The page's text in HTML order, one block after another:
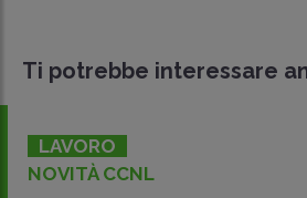
Ti potrebbe interessare
LAVORO
NOVITÀ CCNL